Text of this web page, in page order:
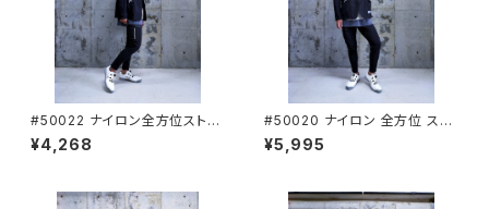
#50022 ナイロン全方位ストレ
ッチカーゴパンツ I’Z FRONTI
ER[アイズフロンティア]
¥4,268
#50020 ナイロン 全方位 スト
レッチ テーラード ジャケット I
Z FRONTIER[アイズフロンティ
¥5,995